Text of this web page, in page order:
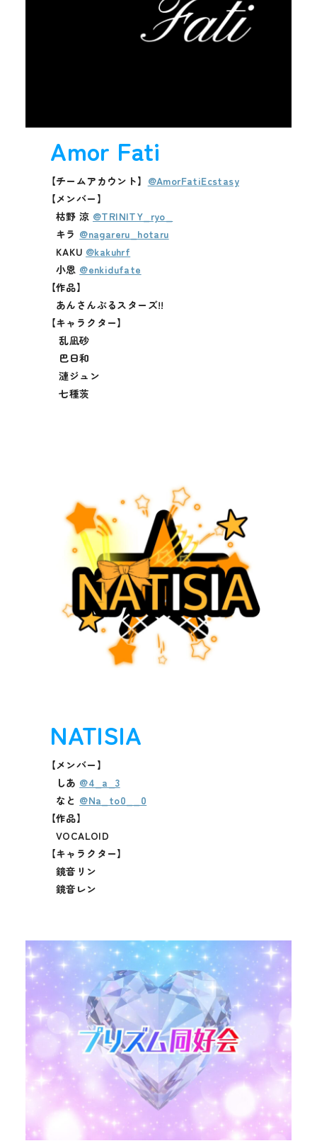
Amor Fati
【チームアカウント】 @AmorFatiEcstasy
【メンバー】
枯野 涼 @TRINITY_ryo_
キラ @nagareru_hotaru
KAKU @kakuhrf
小恩 @enkidufate
【作品】
あんさんぶるスターズ!!
【キャラクター】
乱凪砂
巴日和
漣ジュン
七種茨
NATISIA
【メンバー】
しあ @4_a_3
なと @Na_to0__0
【作品】
VOCALOID
【キャラクター】
鏡音リン
鏡音レン